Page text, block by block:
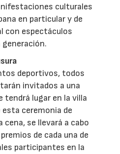
culturales
en particular y de
con espectáculos
deportivos, todos
invitados a una
tendrá lugar en la villa
ceremonia de
cena, se llevará a cabo
de cada una de
participantes en la